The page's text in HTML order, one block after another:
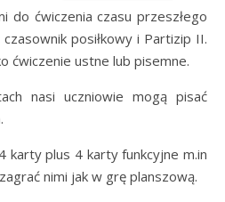
posiłkowy i Partizip II.
ćwiczenie ustne lub pisemne.
nasi uczniowie mogą pisać
karty plus 4 karty funkcyjne m.in
nimi jak w grę planszową.